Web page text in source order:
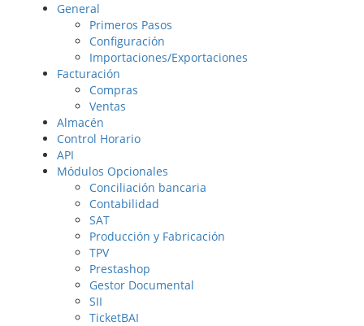
General
Primeros Pasos
Configuración
Importaciones/Exportaciones
Facturación
Compras
Ventas
Almacén
Control Horario
API
Módulos Opcionales
Conciliación bancaria
Contabilidad
SAT
Producción y Fabricación
TPV
Prestashop
Gestor Documental
SII
TicketBAI